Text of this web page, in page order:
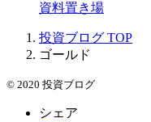
資料置き場
投資ブログ TOP
ゴールド
© 2020 投資ブログ
シェア